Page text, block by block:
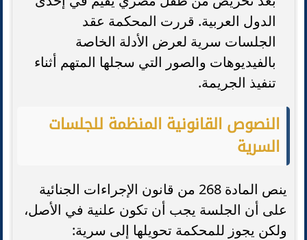
الدول العربية. قررت المحكمة عقد
الجلسات سرية لعرض الأدلة الخاصة
بالفيديوهات والصور التي سجلها المتهم أثناء
تنفيذ الجريمة.
النصوص القانونية المنظمة للجلسات
السرية
ينص المادة 268 من قانون الإجراءات الجنائية
على أن الجلسة يجب أن تكون علنية في الأصل،
ولكن يجوز للمحكمة تحويلها إلى سرية: